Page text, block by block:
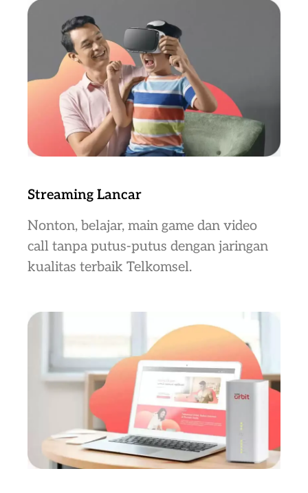
Streaming Lancar
Nonton, belajar, main game dan video
call tanpa putus-putus dengan jaringan
kualitas terbaik Telkomsel.